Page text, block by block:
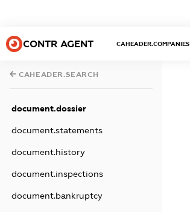
CONTR AGENT CAHEADER.COMPANIES
CAHEADER.SEARCH
document.dossier
document.statements
document.history
document.inspections
document.bankruptcy